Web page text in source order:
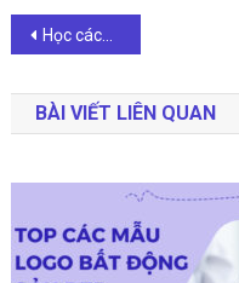
Điều
hướng
bài
viết
Học cách tư vấn khách hàng bất động sản từ chuyên gia trong nghề
BÀI VIẾT LIÊN QUAN